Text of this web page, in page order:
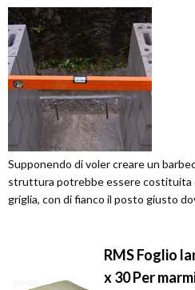
Supponendo di voler creare un
struttura potrebbe essere costituita
griglia, con di fianco il posto giusto
RMS Foglio
x 30 Per